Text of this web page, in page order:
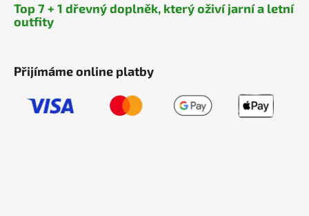
Top 7 + 1 dřevný doplněk, který oživí jarní a letní
outfity
Přijímáme online platby